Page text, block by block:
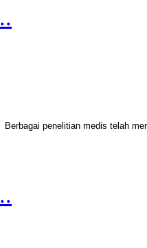
Berbagai penelitian medis telah